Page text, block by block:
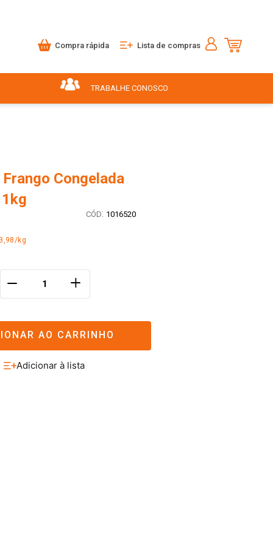
Compra rápida Lista de compras
TRABALHE CONOSCO
Congelada
: 1016520
kg
＋
AO CARRINHO